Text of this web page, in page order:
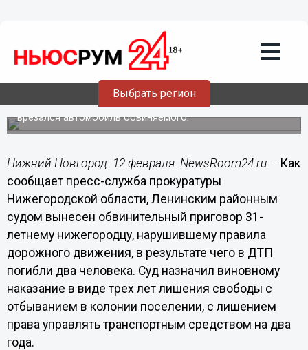
Выбрать регион
12.02.201415:40
Три года проведет в колонии водитель,
виновный в гибели двух нижегородцев
Погибли пассажир и водитель мотоцикла, в который
врезался автомобиль обвиняемого.
Нижний Новгород. 12 февраля. NewsRoom24.ru – Как
сообщает пресс-служба прокуратуры
Нижегородской области, Ленинским районным
судом вынесен обвинительный приговор 31-
летнему нижегородцу, нарушившему правила
дорожного движения, в результате чего в ДТП
погибли два человека. Суд назначил виновному
наказание в виде трех лет лишения свободы с
отбыванием в колонии поселении, с лишением
права управлять транспортным средством на два
года.